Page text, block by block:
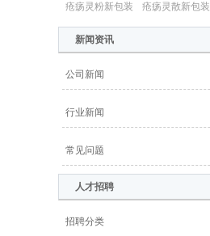
疮疡灵粉新包装 疮疡灵散新包装
新闻资讯
公司新闻
行业新闻
常见问题
人才招聘
招聘分类